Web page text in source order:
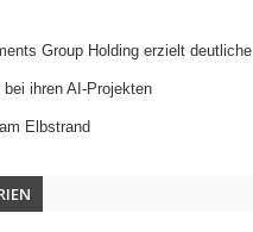
Group Holding erzielt deutliche
bei ihren AI-Projekten
Elbstrand